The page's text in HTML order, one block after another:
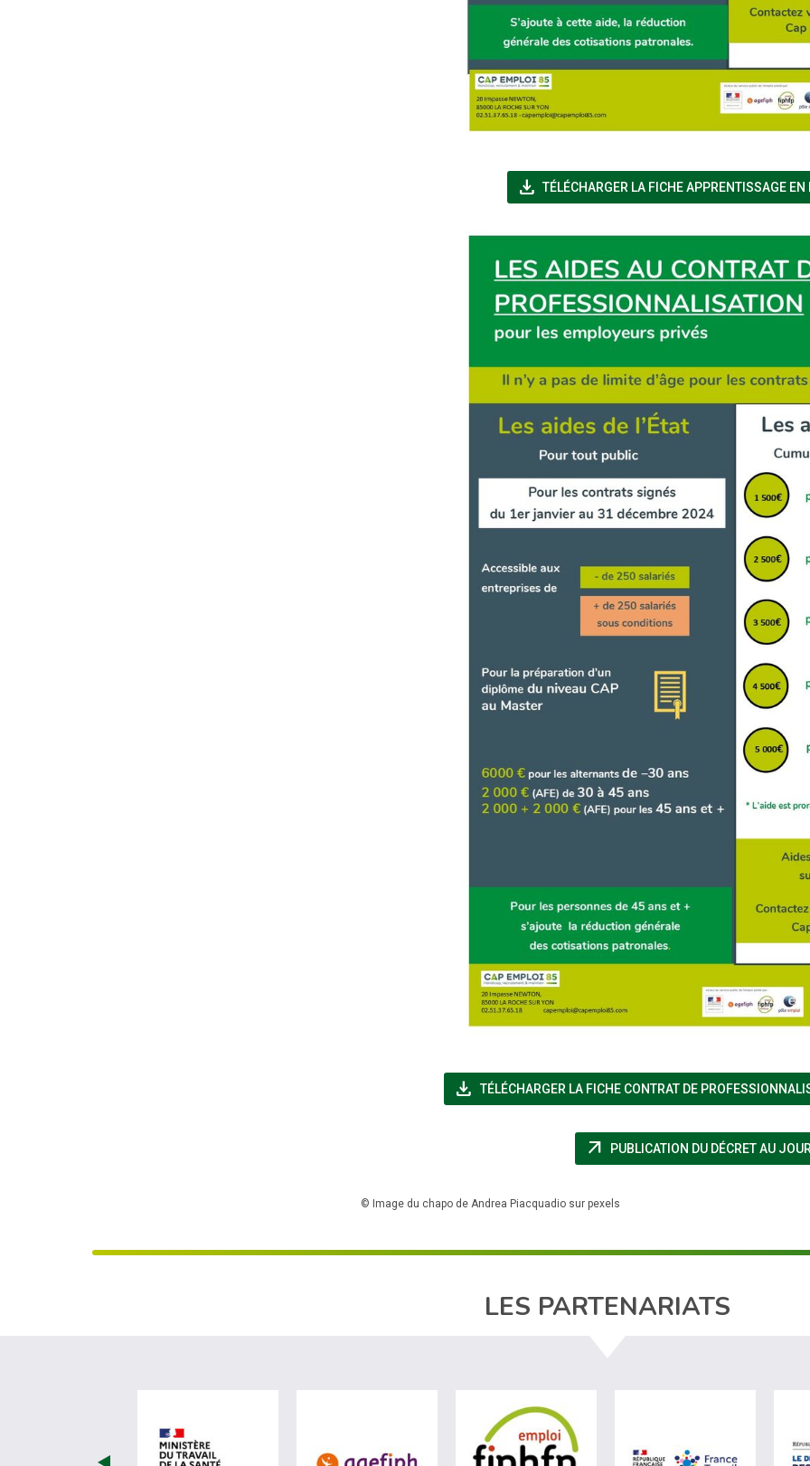
file_download TÉLÉCHARGER LA FICHE APPRENTISSAGE EN
file_download TÉLÉCHARGER LA FICHE CONTRAT DE
arrow_outward PUBLICATION DU DÉCRET AU
© Image du chapo de Andrea Piacquadio sur pexels
LES PARTENARIATS
visiter les site de Ministère du travail (nouvelle fenêtre)
visiter les site de Agefiph (nouvelle fenêtre)visiter les site de Fiphfp (nouvellevisiter les